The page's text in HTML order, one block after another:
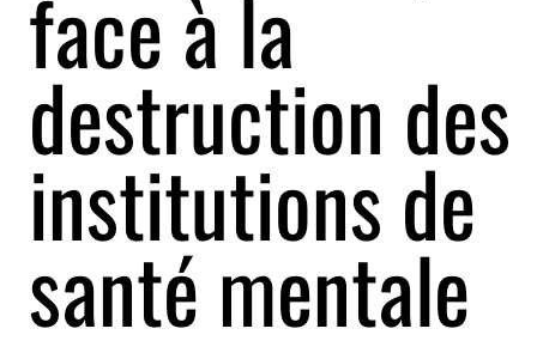
face à la
destruction des
institutions de
santé mentale